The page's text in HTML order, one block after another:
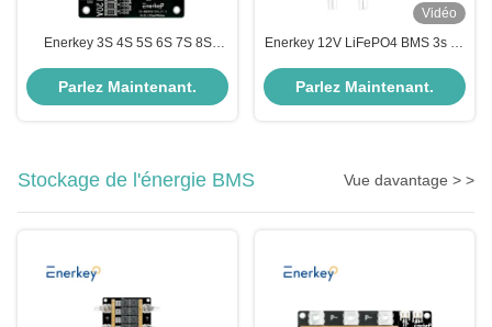
Enerkey 3S 4S 5S 6S 7S 8S
pour une batterie de 12V 16V
20V 24V 28V 32V 18650
Parlez Maintenant.
Vidéo
Enerkey 12V LiFePO4 BMS 3s 4s
Packs Conseil de protection
Balance Circuits intégrés
Parlez Maintenant.
Stockage de l'énergie BMS Vue davantage > >